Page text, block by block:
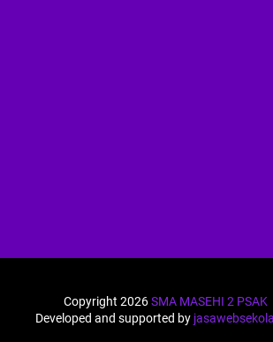
Copyright 2026SMA MASEHI 2 PSAK
Developed and supported by